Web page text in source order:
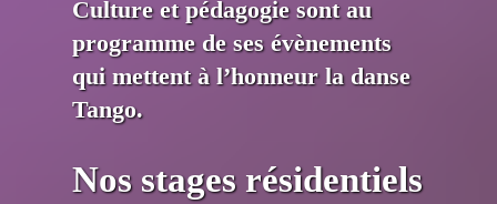
Culture et pédagogie sont au
programme de ses évènements
qui mettent à l’honneur la danse
Tango.
Nos stages résidentiels